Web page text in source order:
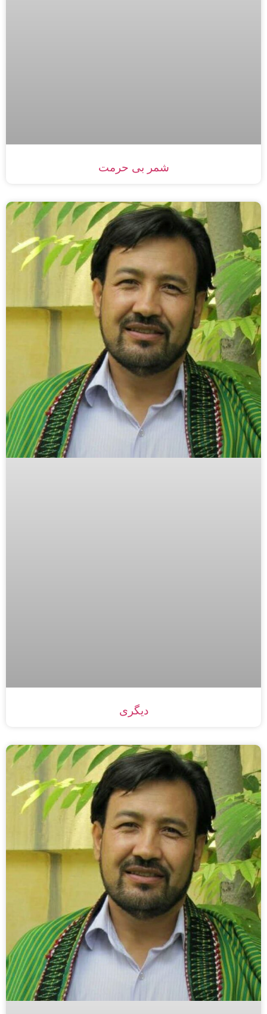
شمر بی حرمت
دیگری